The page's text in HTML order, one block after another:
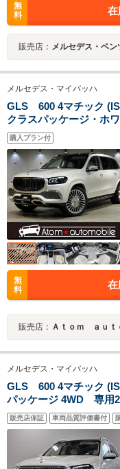
無
料
在
販売店： メルセデス・ベ
メルセデス・マイバッハ
GLS 600 4マチック
クラスパッケージ・ホ
フ・リアエンターテイ
インチAW・全席シート
Burmester High-End 3D
購入プラン付
無
料
在
販売店： Ａｔｏｍ ａｕｔ
メルセデス・マイバッハ
GLS 600 4マチック
パッケージ 4WD 専用
ノラマサンルーフ/電動
ンパングラス格納/後席
ンド3Dサウンド/ワイヤ
ン/AppleCarPlay/
販売店保証 車両品質評価書付